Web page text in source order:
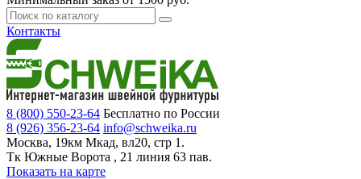
Контакты
8 (800) 550-23-64 Бесплатно по России
8 (926) 356-23-64 info@schweika.ru
Москва, 19км Мкад, вл20, стр 1.
Тк Южные Ворота , 21 линия 63 пав.
Показать на карте